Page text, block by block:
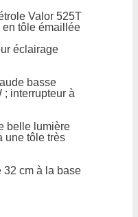
Valor 525T
tôle émaillée
éclairage
basse
; interrupteur à
belle lumière
une tôle très
32 cm à la base